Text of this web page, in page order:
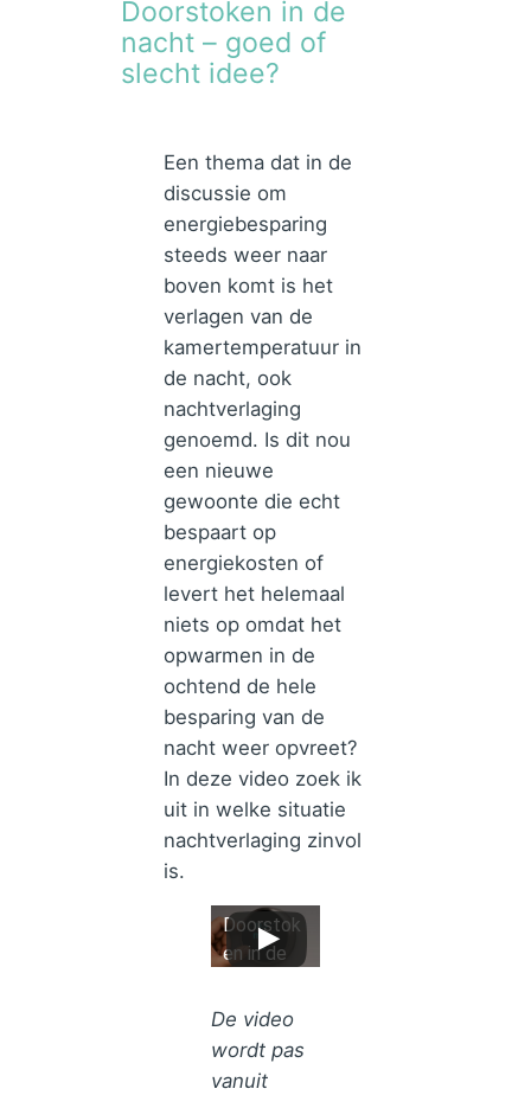
Doorstoken in de
nacht – goed of
slecht idee?
Een thema dat in de
discussie om
energiebesparing
steeds weer naar
boven komt is het
verlagen van de
kamertemperatuur in
de nacht, ook
nachtverlaging
genoemd. Is dit nou
een nieuwe
gewoonte die echt
bespaart op
energiekosten of
levert het helemaal
niets op omdat het
opwarmen in de
ochtend de hele
besparing van de
nacht weer opvreet?
In deze video zoek ik
uit in welke situatie
nachtverlaging zinvol
is.
Doorstok
en in de
goed of
slecht
idee?
De video
wordt pas
vanuit